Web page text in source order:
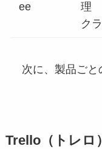
ee
理
ク
次に、製品ごと
Trello（トレロ）